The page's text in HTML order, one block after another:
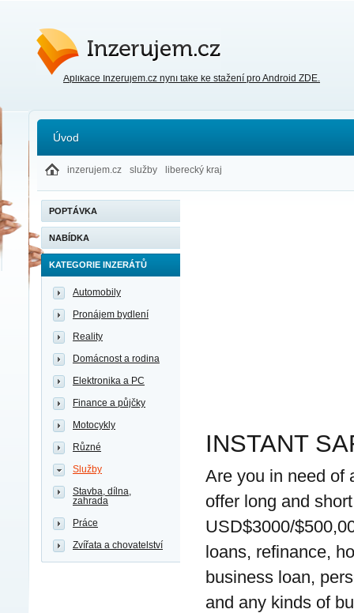
Inzerujem.cz
Aplikace Inzerujem.cz nyní také ke stažení pro Android ZDE.
Úvod
inzerujem.cz služby liberecký kraj
INSTANT
Are you in need of
offer long and
USD$3000/
loans, refinance,
business loan,
and any kinds of
POPTÁVKA
NABÍDKA
KATEGORIE INZERÁTŮ
Automobily
Pronájem bydlení
Reality
Domácnost a rodina
Elektronika a PC
Finance a půjčky
Motocykly
Různé
Služby
Stavba, dílna,
zahrada
Práce
Zvířata a chovatelství